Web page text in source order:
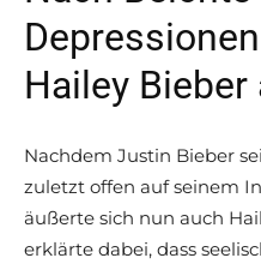
Hailey
Nachdem Justin Bieber
zuletzt offen auf seinem
äußerte sich nun auch
erklärte dabei, dass